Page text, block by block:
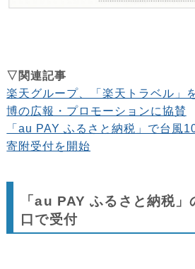
▽関連記事
楽天グループ、「楽天トラベル」
博の広報・プロモーションに協賛
「au PAY ふるさと納税」で台風
寄附受付を開始
「au PAY ふるさと納税
口で受付